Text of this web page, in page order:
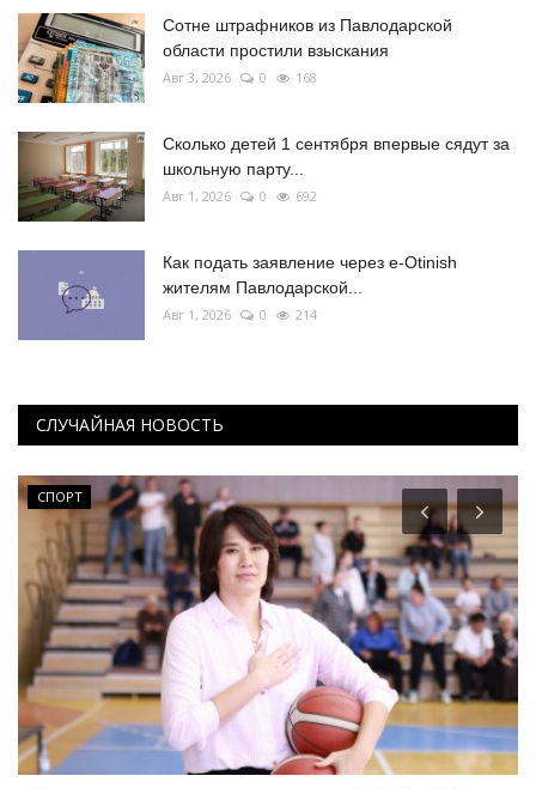
Сотне штрафников из Павлодарской
области простили взыскания
Авг 3, 2026 0 168
Сколько детей 1 сентября впервые сядут за
школьную парту...
Авг 1, 2026 0 692
Как подать заявление через e-Otinish
жителям Павлодарской...
Авг 1, 2026 0 214
СЛУЧАЙНАЯ НОВОСТЬ
СПОРТ